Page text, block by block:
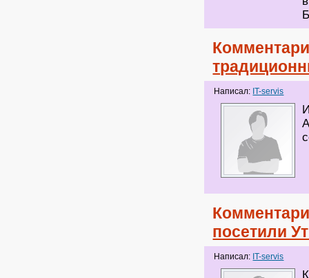
Написал: IT-servis
посетили
Написал: IT-servis